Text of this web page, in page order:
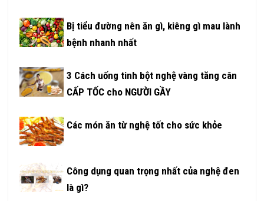
Bị tiểu đường nên ăn gì, kiêng gì mau lành
bệnh nhanh nhất
3 Cách uống tinh bột nghệ vàng tăng cân
CẤP TỐC cho NGƯỜI GẦY
Các món ăn từ nghệ tốt cho sức khỏe
Công dụng quan trọng nhất của nghệ đen
là gì?